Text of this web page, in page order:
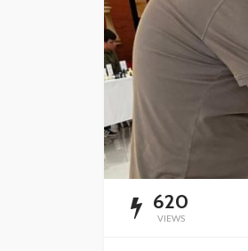
620
VIEWS